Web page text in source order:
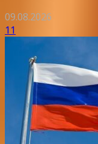
09.08.2026
11